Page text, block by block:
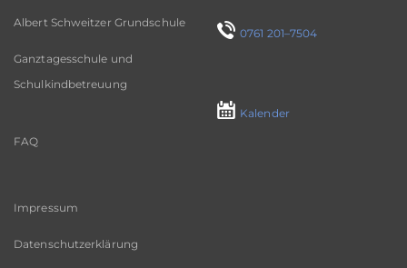
Albert Schweitzer Grundschule
Ganztagesschule und
Schulkindbetreuung
FAQ
Impressum
Datenschutzerklärung
0761 201–7504
Kalender